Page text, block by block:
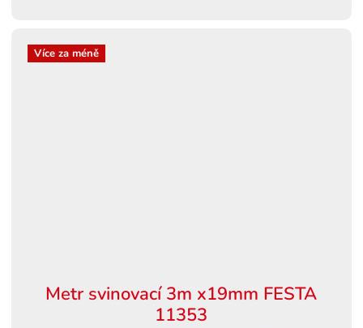
Více za méně
Metr svinovací 3m x19mm FESTA
11353